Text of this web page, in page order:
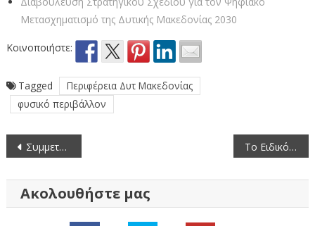
Μετασχηματισμό της Δυτικής Μακεδονίας 2030
Κοινοποιήστε:
Tagged
Περιφέρεια Δυτ Μακεδονίας
φυσικό περιβάλλον
Πλοήγηση
Συμμετοχή της χορωδίας παραδοσιακής μουσικής του Ωδείου Φλώρινας σε συνάντηση χορωδιών στη Λάρισα Το Ειδικό Αναπτυξιακό Πρόγραμμα (τοπικός πόρος) στην υπηρεσία της καινοτομίας και των ευρεσιτεχνιών
Ακολουθήστε μας